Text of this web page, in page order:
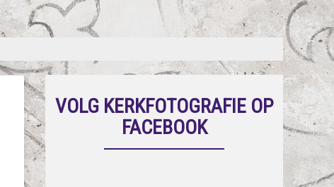
VOLG KERKFOTOGRAFIE OP
FACEBOOK